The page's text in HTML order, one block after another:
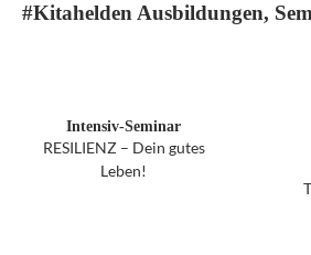
#Kitahelden Ausbildungen,
Intensiv-Seminar
RESILIENZ – Dein gutes
Leben!